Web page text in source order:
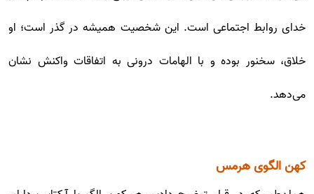
خدای روابط اجتماعی است. این شخصیت همیشه در گذر است؛ او
خلاق، سخنور بوده و با الهامات درونی به اتفاقات واکنش نشان
می‌دهد.
کهن الگوی هرمس